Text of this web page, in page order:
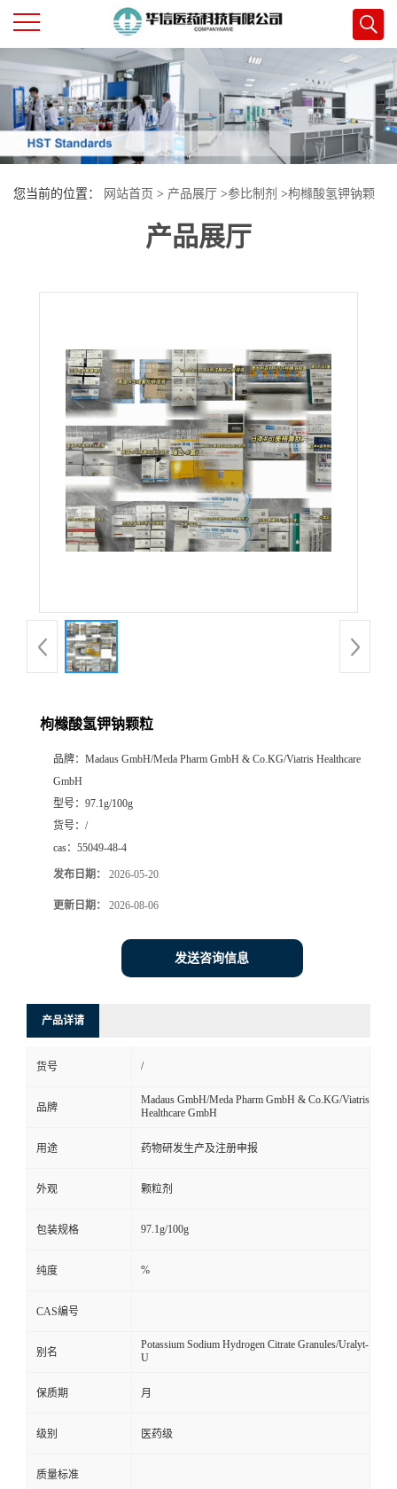
公
司
首
页
司
书
系
线
留
言
您当前的位置： 网站首页 > 产品展厅 >参比制剂 >枸橼酸氢钾钠颗
产品展厅
枸橼酸氢钾钠颗粒
品牌： Madaus GmbH/Meda Pharm GmbH & Co.KG/Viatris Healthcare
GmbH
型号： 97.1g/100g
货号： /
cas： 55049-48-4
发布日期： 2026-05-20
更新日期： 2026-08-06
发送咨询信息
产品详请
货号 /
品牌
Madaus GmbH/Meda Pharm GmbH & Co.KG/Viatris
Healthcare GmbH
用途 药物研发生产及注册申报
外观 颗粒剂
包装规格 97.1g/100g
纯度 %
CAS编号
别名
Potassium Sodium Hydrogen Citrate Granules/Uralyt-
U
保质期 月
级别 医药级
质量标准